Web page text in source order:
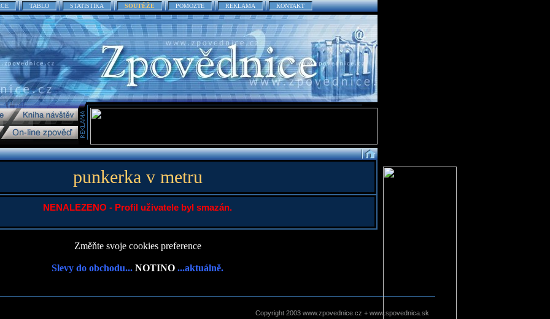
TABLO STATISTIKA SOUTĚŽE POMOZTE REKLAMA KONTAKT
punkerka v metru
NENALEZENO - Profil uživatele byl smazán.
Změňte svoje cookies preference
Slevy do obchodu... NOTINO ...aktuálně.
Copyright 2003 www.zpovednice.cz + www.spovednica.sk